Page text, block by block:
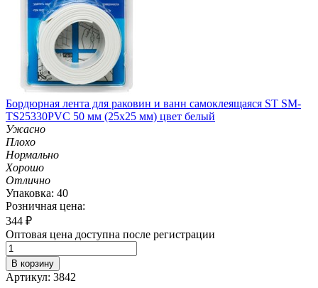
Бордюрная лента для раковин и ванн самоклеящаяся ST SM-
TS25330PVC 50 мм (25х25 мм) цвет белый
Ужасно
Плохо
Нормально
Хорошо
Отлично
Упаковка: 40
Розничная цена:
344 ₽
Оптовая цена доступна после регистрации
В корзину
Артикул: 3842